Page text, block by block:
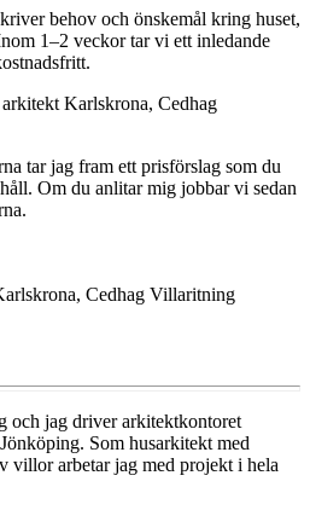
behov och önskemål kring huset,
1–2 veckor tar vi ett inledande
tar jag fram ett prisförslag som du
Om du anlitar mig jobbar vi sedan
och jag driver arkitektkontoret
Som husarkitekt med
villor arbetar jag med projekt i hela